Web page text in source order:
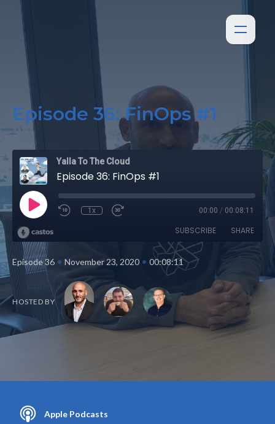
Episode 36: FinOps #1
Yalla To The Cloud
Episode 36: FinOps #1
1x 00:00 / 00:08:11
SUBSCRIBE SHARE
Episode 36 • November 23, 2020 • 00:08:11
HOSTED BY
Apple Podcasts